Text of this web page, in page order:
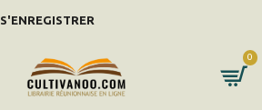
S'ENREGISTRER
0